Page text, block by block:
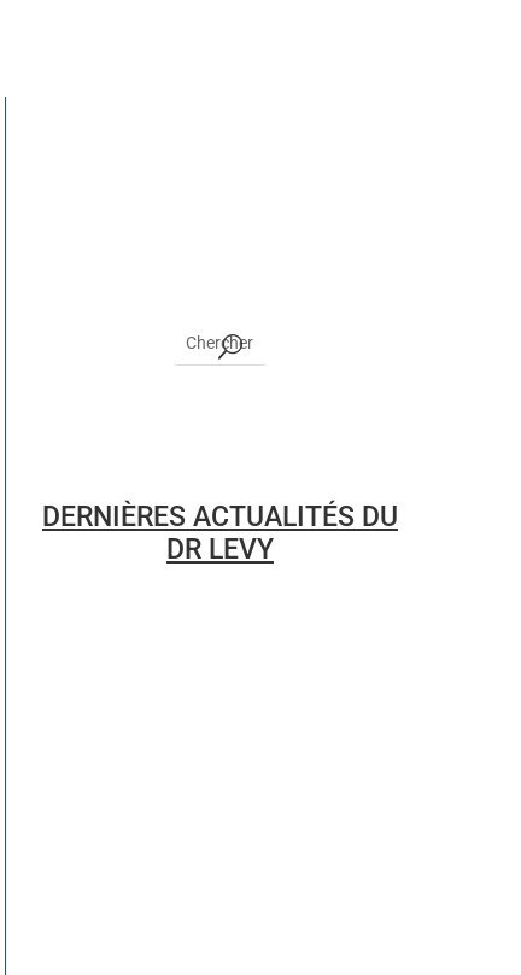
DERNIÈRES ACTUALITÉS DU
DR LEVY